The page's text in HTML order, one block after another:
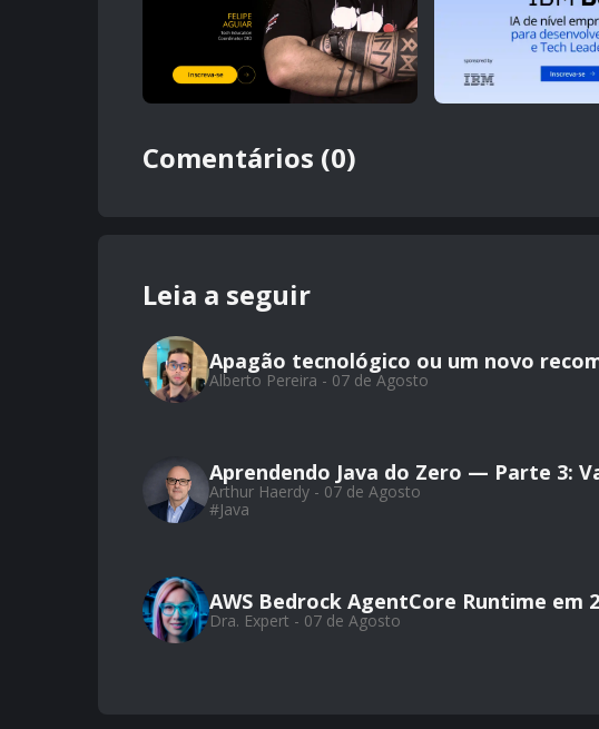
Comentários (0)
Leia a seguir
Apagão tecnológico ou um novo
Alberto Pereira - 07 de Agosto
Aprendendo Java do Zero — Parte 3:
Arthur Haerdy - 07 de Agosto
#Java
AWS Bedrock AgentCore Runtime em
Dra. Expert - 07 de Agosto